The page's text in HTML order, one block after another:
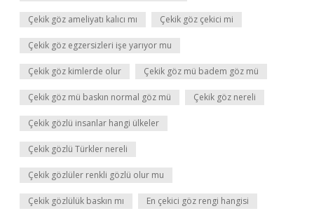
Çekik göz ameliyatı kalıcı mı Çekik göz çekici mi
Çekik göz egzersizleri işe yarıyor mu
Çekik göz kimlerde olur Çekik göz mü badem göz mü
Çekik göz mü baskın normal göz mü Çekik göz nereli
Çekik gözlü insanlar hangi ülkeler
Çekik gözlü Türkler nereli
Çekik gözlüler renkli gözlü olur mu
Çekik gözlülük baskın mı En çekici göz rengi hangisi